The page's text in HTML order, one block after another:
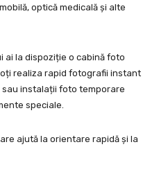
optică medicală și alte
ai la dispoziție o cabină foto
realiza rapid fotografii instant
sau instalații foto temporare
speciale.
ajută la orientare rapidă și la